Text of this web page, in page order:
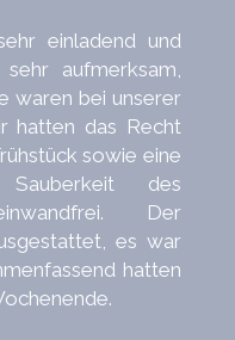
einladend und
aufmerksam,
waren bei unserer
hatten das Recht
sowie eine
des
Der
es war
hatten